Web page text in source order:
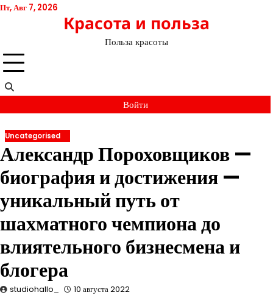
Перейти
Пт, Авг 7, 2026
Красота и польза
Польза красоты
Войти
Uncategorised
Александр Пороховщиков —
биография и достижения —
уникальный путь от
шахматного чемпиона до
влиятельного бизнесмена и
блогера
studiohallo_ 10 августа 2022